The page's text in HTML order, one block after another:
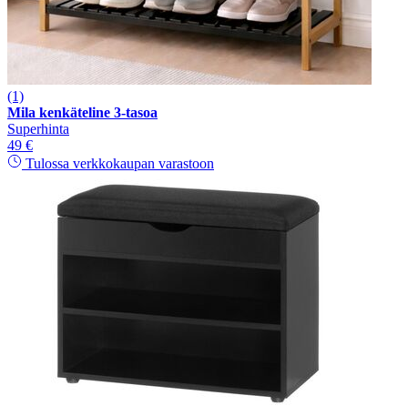
(1)
Mila kenkäteline 3-tasoa
Superhinta
49 €
Tulossa verkkokaupan varastoon